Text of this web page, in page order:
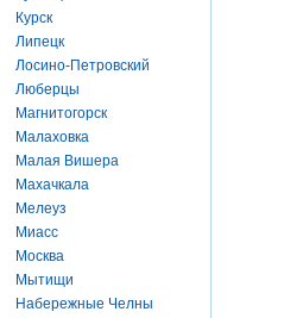
Курск
Липецк
Лосино-Петровский
Люберцы
Магнитогорск
Малаховка
Малая Вишера
Махачкала
Мелеуз
Миасс
Москва
Мытищи
Набережные Челны